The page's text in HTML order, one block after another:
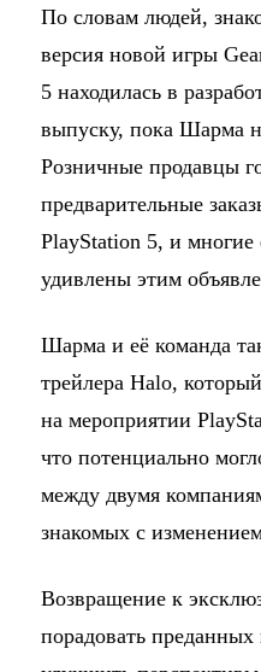
По словам людей,
версия новой игры
5 находилась в
выпуску, пока Шарма
Розничные продавцы
предварительные
PlayStation 5, и
удивлены этим
Шарма и её команда
трейлера Halo,
на мероприятии
что потенциально
между двумя
знакомых с
Возвращение к
порадовать